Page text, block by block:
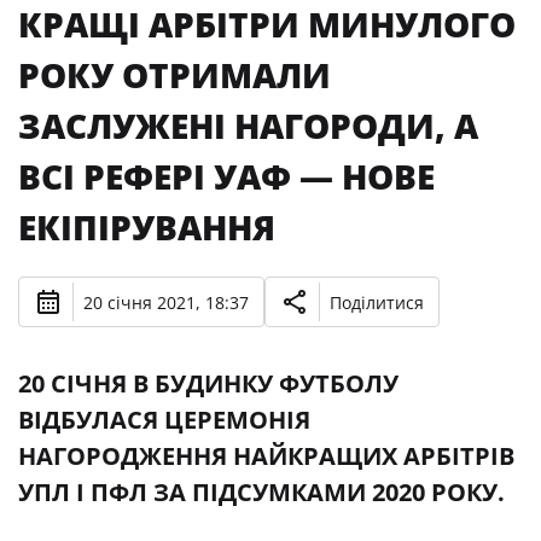
КРАЩІ АРБІТРИ МИНУЛОГО
РОКУ ОТРИМАЛИ
ЗАСЛУЖЕНІ НАГОРОДИ, А
ВСІ РЕФЕРІ УАФ — НОВЕ
ЕКІПІРУВАННЯ
20 січня 2021, 18:37 Поділитися
20 СІЧНЯ В БУДИНКУ ФУТБОЛУ
ВІДБУЛАСЯ ЦЕРЕМОНІЯ
НАГОРОДЖЕННЯ НАЙКРАЩИХ АРБІТРІВ
УПЛ І ПФЛ ЗА ПІДСУМКАМИ 2020 РОКУ.